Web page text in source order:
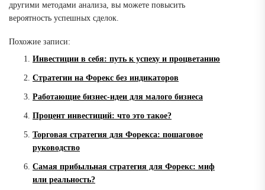
другими методами анализа, вы можете повысить
вероятность успешных сделок.
Похожие записи:
Инвестиции в себя: путь к успеху и процветанию
Стратегии на Форекс без индикаторов
Работающие бизнес-идеи для малого бизнеса
Процент инвестиций: что это такое?
Торговая стратегия для Форекса: пошаговое
руководство
Самая прибыльная стратегия для Форекс: миф
или реальность?